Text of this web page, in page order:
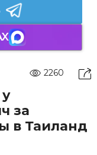
2260
за
в Таиланд